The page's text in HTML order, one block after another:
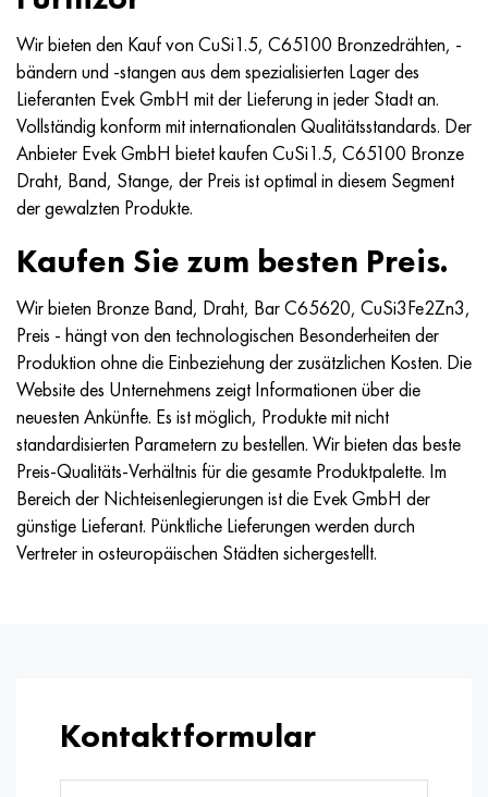
Wir bieten den Kauf von CuSi1.5, C65100 Bronzedrähten, -
bändern und -stangen aus dem spezialisierten Lager des
Lieferanten Evek GmbH mit der Lieferung in jeder Stadt an.
Vollständig konform mit internationalen Qualitätsstandards. Der
Anbieter Evek GmbH bietet kaufen CuSi1.5, C65100 Bronze
Draht, Band, Stange, der Preis ist optimal in diesem Segment
der gewalzten Produkte.
Kaufen Sie zum besten Preis.
Wir bieten Bronze Band, Draht, Bar C65620, CuSi3Fe2Zn3,
Preis - hängt von den technologischen Besonderheiten der
Produktion ohne die Einbeziehung der zusätzlichen Kosten. Die
Website des Unternehmens zeigt Informationen über die
neuesten Ankünfte. Es ist möglich, Produkte mit nicht
standardisierten Parametern zu bestellen. Wir bieten das beste
Preis-Qualitäts-Verhältnis für die gesamte Produktpalette. Im
Bereich der Nichteisenlegierungen ist die Evek GmbH der
günstige Lieferant. Pünktliche Lieferungen werden durch
Vertreter in osteuropäischen Städten sichergestellt.
Kontaktformular
Hastelloy C-276
Hastelloy C2000
Hastelloy 3
Hastelloy x
40HFA, 1.7223, aisi 4142
45H, 45h, 1.7035
45HN2MFA, k2425, 45hnmf
А40G, 44smn28, 1.0762, 46s20